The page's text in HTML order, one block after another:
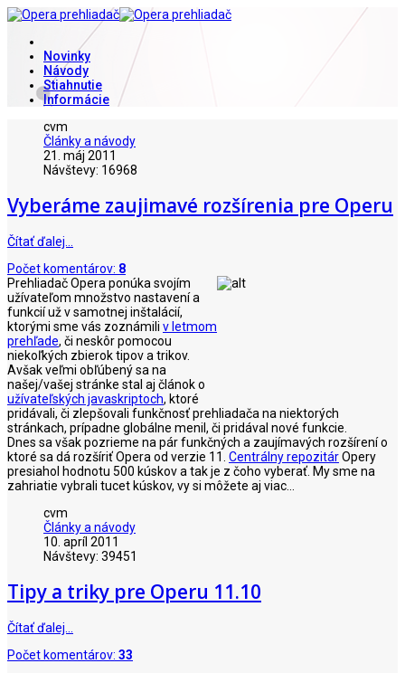
Novinky
Návody
Stiahnutie
Informácie
cvm
Články a návody
21. máj 2011
Návštevy: 16968
Vyberáme zaujimavé rozšírenia pre Operu
Čítať ďalej…
Počet komentárov: 8
Prehliadač Opera ponúka svojím
užívateľom množstvo nastavení a
funkcií už v samotnej inštalácií,
ktorými sme vás zoznámili v letmom
prehľade, či neskôr pomocou
niekoľkých zbierok tipov a trikov.
Avšak veľmi obľúbený sa na
našej/vašej stránke stal aj článok o
užívateľských javaskriptoch, ktoré
pridávali, či zlepšovali funkčnosť prehliadača na niektorých
stránkach, prípadne globálne menil, či pridával nové funkcie.
Dnes sa však pozrieme na pár funkčných a zaujímavých rozšírení o
ktoré sa dá rozšíriť Opera od verzie 11. Centrálny repozitárOpery
presiahol hodnotu 500 kúskov a tak je z čoho vyberať. My sme na
zahriatie vybrali tucet kúskov, vy si môžete aj viac...
cvm
Články a návody
10. apríl 2011
Návštevy: 39451
Tipy a triky pre Operu 11.10
Čítať ďalej…
Počet komentárov: 33